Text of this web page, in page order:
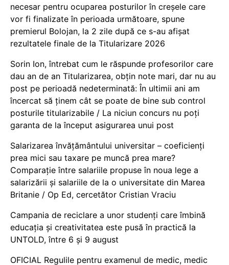
necesar pentru ocuparea posturilor în creșele care
vor fi finalizate în perioada următoare, spune
premierul Bolojan, la 2 zile după ce s-au afișat
rezultatele finale de la Titularizare 2026
Sorin Ion, întrebat cum le răspunde profesorilor care
dau an de an Titularizarea, obțin note mari, dar nu au
post pe perioadă nedeterminată: În ultimii ani am
încercat să ținem cât se poate de bine sub control
posturile titularizabile / La niciun concurs nu poți
garanta de la început asigurarea unui post
Salarizarea învățământului universitar – coeficienți
prea mici sau taxare pe muncă prea mare?
Comparație între salariile propuse în noua lege a
salarizării și salariile de la o universitate din Marea
Britanie / Op Ed, cercetător Cristian Vraciu
Campania de reciclare a unor studenți care îmbină
educația și creativitatea este pusă în practică la
UNTOLD, între 6 și 9 august
OFICIAL Regulile pentru examenul de medic, medic